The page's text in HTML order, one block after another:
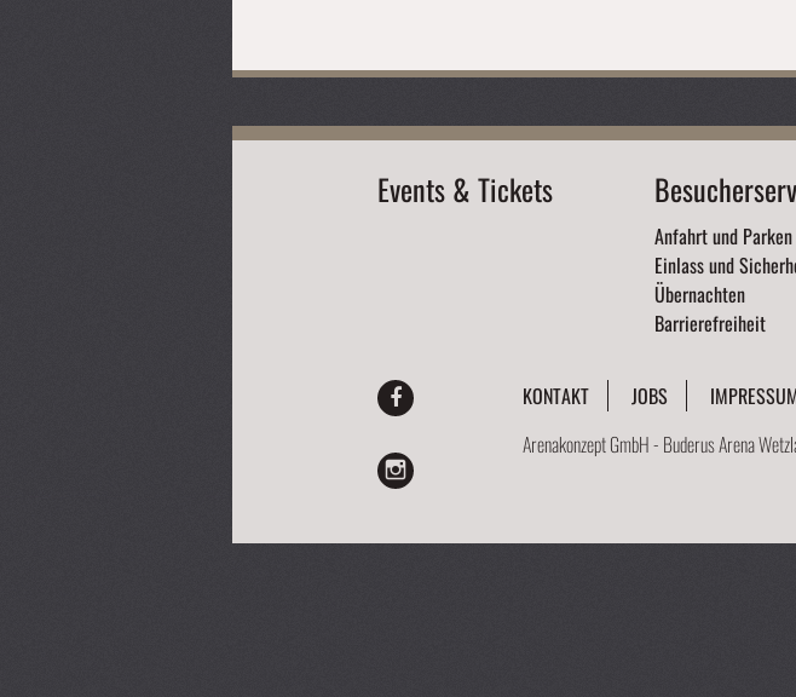
Events & Tickets
Anfahrt und Parken
Einlass und
Übernachten
Barrierefreiheit
KONTAKT JOBS
Arenakonzept GmbH - Buderus Arena